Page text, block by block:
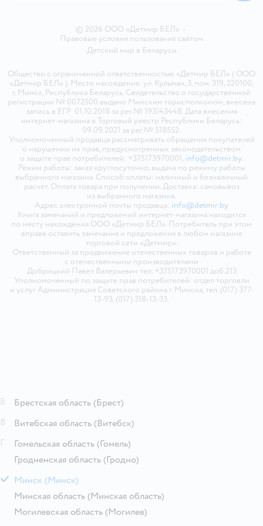
© 2026 ООО «Детмир БЕЛ» •
Правовые условия пользования сайтом
Детский мир в Беларуси
Общество с ограниченной ответственностью «Детмир БЕЛ» ( ООО
«Детмир БЕЛ» ). Место нахождения: ул. Кульман, 3, пом. 319, 220100,
г. Минск, Республика Беларусь. Свидетельство о государственной
регистрации № 0072500 выдано Минским горисполкомом, внесена
запись в ЕГР 01.10.2018 за рег.№ 193143448. Дата внесения
интернет-магазина в Торговый реестр Республики Беларусь:
09.09.2021 за рег.№ 518552.
Уполномоченный продавца рассматривать обращения покупателей
о нарушении их прав, предусмотренных законодательством
о защите прав потребителей: +375173970001, info@detmir.by.
Режим работы: заказ круглосуточно, выдача по режиму работы
выбранного магазина. Способ оплаты: наличный и безналичный
расчёт. Оплата товара при получении. Доставка: самовывоз
из выбранного магазина.
Адрес электронной почты продавца: info@detmir.by
Книга замечаний и предложений интернет-магазина находится
по месту нахождения ООО «Детмир БЕЛ». Потребитель при этом
вправе оставить замечания и предложения в любом магазине
торговой сети «Детмир».
Ответственный за продвижение отечественных товаров и работе
с отечественными производителями
Добрицкий Павел Валерьевич тел. +375173970001 доб.213
Уполномоченный по защите прав потребителей: отдел торговли
и услуг Администрация Советского района г. Минска, тел. (017) 377-
13-93, (017) 318-13-33.
Брестская область (Брест)
Витебская область (Витебск)
Гомельская область (Гомель)
Гродненская область (Гродно)
М Минск (Минск)
Минская область (Минская область)
Могилевская область (Могилев)